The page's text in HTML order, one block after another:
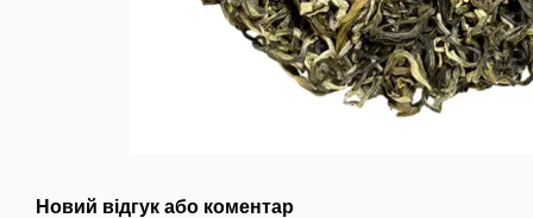
Новий відгук або коментар